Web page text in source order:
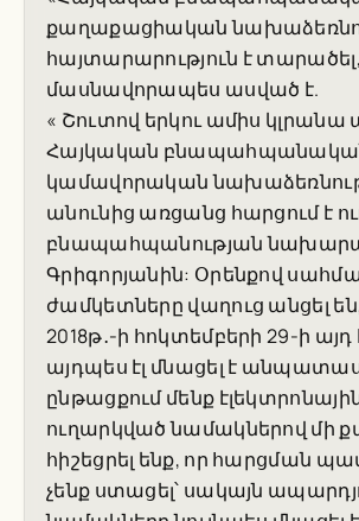
քաղաքացիական
հայտարարություն է
մասնավորապես ասված է.
« Շուտով երկու ամիս կլրանա
Հայկական
կամավորական
անունից առցանց հարցում է
բնապահպանության
Գրիգորյանին: Օրենքով
ժամկետները վաղուց անցել
2018թ․-ի հոկտեմբերի 29-ի
այդպես էլ մնացել է
ընթացքում մենք
ուղարկված նամակներով մի
հիշեցրել ենք, որ հարցման
չենք ստացել՝ սակայն